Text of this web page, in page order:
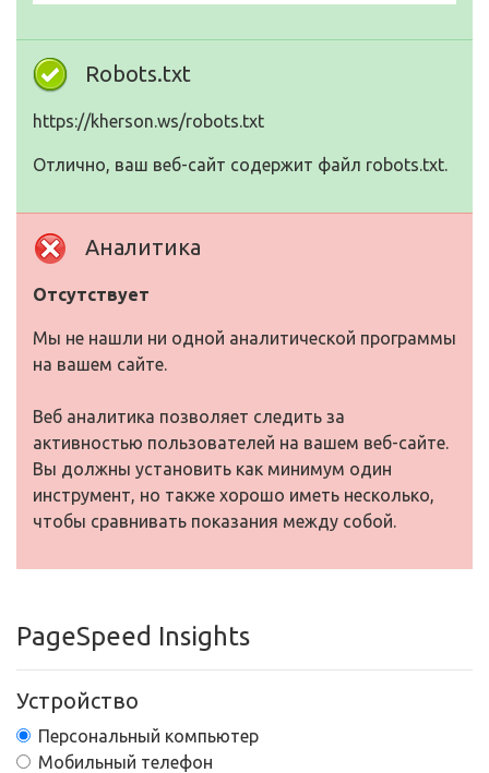
Robots.txt
https://kherson.ws/robots.txt
Отлично, ваш веб-сайт содержит файл robots.txt.
Аналитика
Отсутствует
Мы не нашли ни одной аналитической программы
на вашем сайте.
Веб аналитика позволяет следить за
активностью пользователей на вашем веб-сайте.
Вы должны установить как минимум один
инструмент, но также хорошо иметь несколько,
чтобы сравнивать показания между собой.
PageSpeed Insights
Устройство
Персональный компьютер
Мобильный телефон